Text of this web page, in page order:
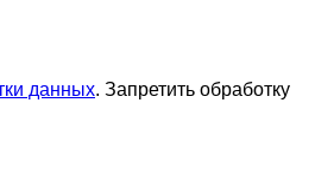
данных. Запретить обработку